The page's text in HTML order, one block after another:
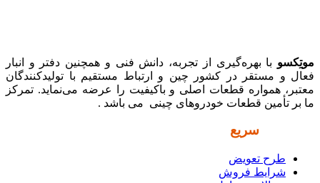
موتِکسو با بهره‌گیری از تجربه، دانش فنی و همچنین دفتر و انبار
فعال و مستقر در کشور چین و ارتباط مستقیم با تولیدکنندگان
معتبر، همواره قطعات اصلی و باکیفیت را عرضه می‌نماید. تمرکز
ما بر تأمین قطعات خودروهای چینی می باشد .
سریع
طرح تعویض
شرایط فروش